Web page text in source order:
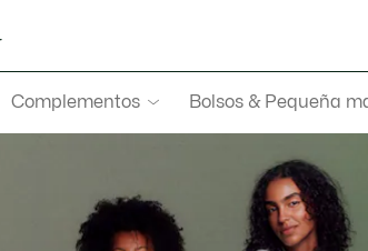
Complementos Bolsos & Pequeña